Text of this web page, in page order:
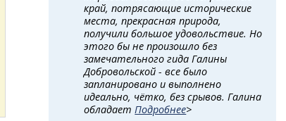
край, потрясающие исторические
места, прекрасная природа,
получили большое удовольствие. Но
этого бы не произошло без
замечательного гида Галины
Добровольской - все было
запланировано и выполнено
идеально, чётко, без срывов. Галина
обладаетПодробнее>